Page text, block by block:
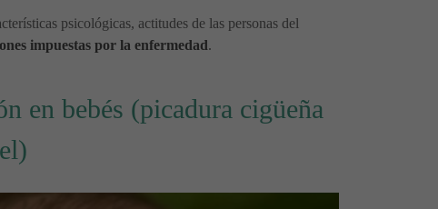
psicológicas, actitudes de las personas del
impuestas por la enfermedad.
en bebés (picadura cigüeña